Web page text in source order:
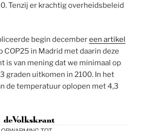
Tenzij er krachtig overheidsbeleid
begin decembereen artikel
COP25 in Madrid met daarin deze
is van mening dat we minimaal op
graden uitkomen in 2100. In het
de temperatuur oplopen met 4,3